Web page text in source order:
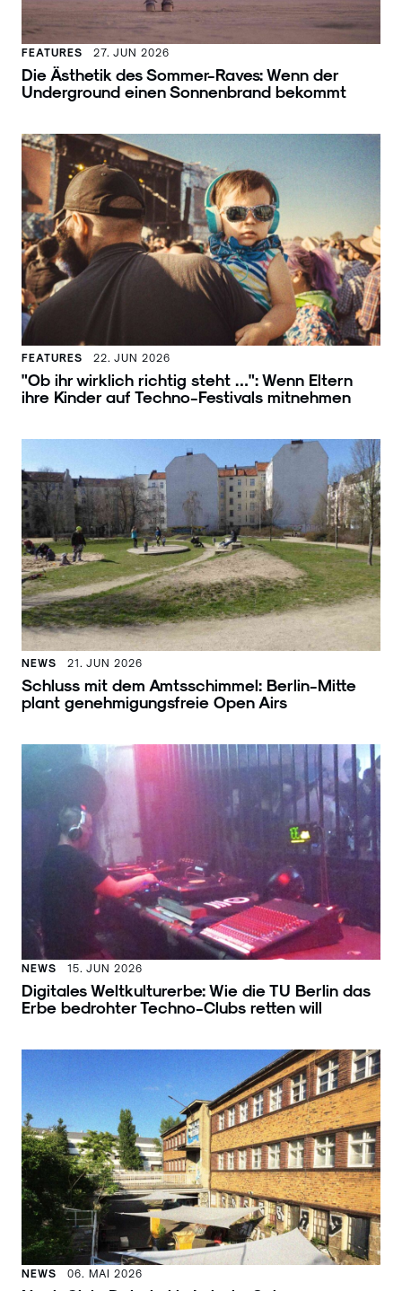
FEATURES 27. JUN 2026
Die Ästhetik des Sommer-Raves: Wenn der
Underground einen Sonnenbrand bekommt
FEATURES 22. JUN 2026
"Ob ihr wirklich richtig steht …": Wenn Eltern
ihre Kinder auf Techno-Festivals mitnehmen
NEWS 21. JUN 2026
Schluss mit dem Amtsschimmel: Berlin-Mitte
plant genehmigungsfreie Open Airs
NEWS 15. JUN 2026
Digitales Weltkulturerbe: Wie die TU Berlin das
Erbe bedrohter Techno-Clubs retten will
NEWS 06. MAI 2026